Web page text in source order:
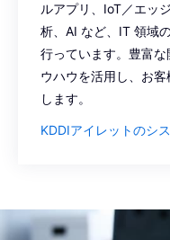
ルアプリ、IoT／エッ
析、AI など、IT 領域
行っています。豊富
ウハウを活用し、お
します。
KDDIアイレットのシ